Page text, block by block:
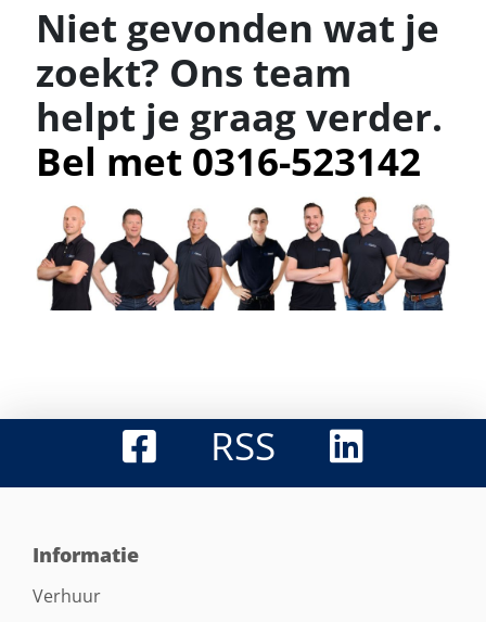
Niet gevonden wat je
zoekt? Ons team
helpt je graag verder.
Bel met 0316-523142
RSS
Informatie
Verhuur